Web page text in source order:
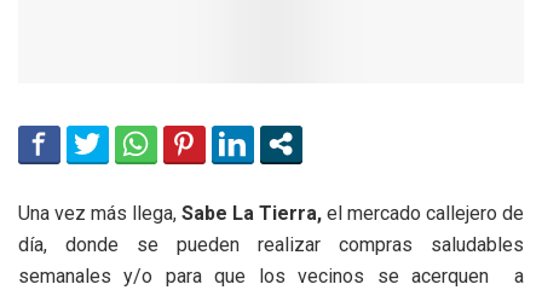
Una vez más llega, Sabe La Tierra, el mercado callejero de
día, donde se pueden realizar compras saludables
semanales y/o para que los vecinos se acerquen a